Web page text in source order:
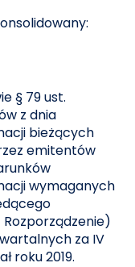
§ 79 ust.
z dnia
bieżących
emitentów
wymaganych
za IV
roku 2019.